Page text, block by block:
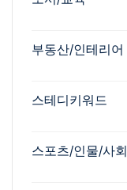
부동산/인테리어
스테디키워드
스포츠/인물/사회